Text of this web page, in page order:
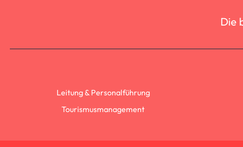
Die
Leitung & Personalführung
Tourismusmanagement